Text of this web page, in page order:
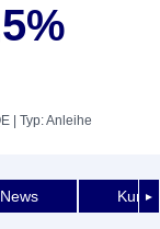
| Typ: Anleihe
►
News